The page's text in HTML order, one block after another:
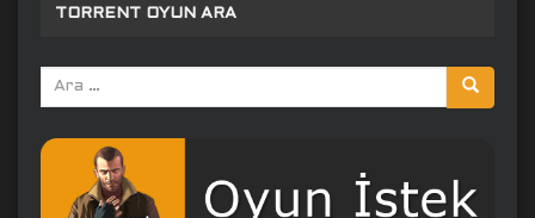
TORRENT OYUN ARA
Arama
yap: